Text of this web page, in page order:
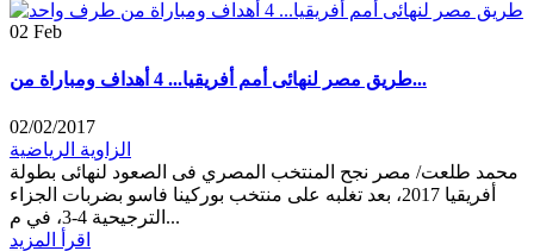
02 Feb
طريق مصر لنهائى أمم أفريقيا... 4 أهداف ومباراة من...
02/02/2017
الزاوية الرياضية
محمد طلعت/ مصر نجح المنتخب المصري فى الصعود لنهائى بطولة
أفريقيا 2017، بعد تغلبه على منتخب بوركينا فاسو بضربات الجزاء
الترجيحية 4-3، في م...
اقرأ المزيد